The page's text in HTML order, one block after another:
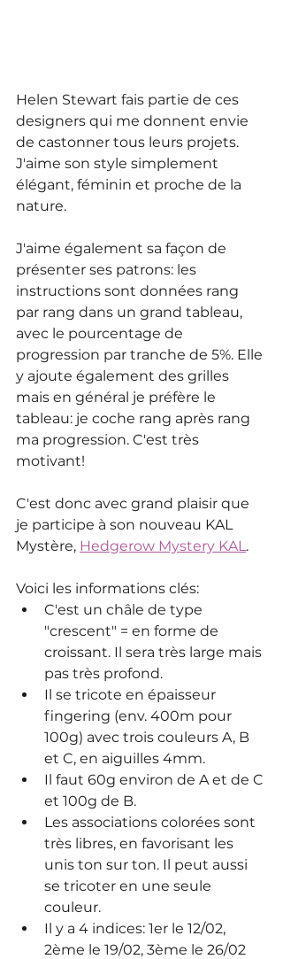
Helen Stewart fais partie de ces
designers qui me donnent envie
de castonner tous leurs projets.
J'aime son style simplement
élégant, féminin et proche de la
nature.
J'aime également sa façon de
présenter ses patrons: les
instructions sont données rang
par rang dans un grand tableau,
avec le pourcentage de
progression par tranche de 5%. Elle
y ajoute également des grilles
mais en général je préfère le
tableau: je coche rang après rang
ma progression. C'est très
motivant!
C'est donc avec grand plaisir que
je participe à son nouveau KAL
Mystère, Hedgerow Mystery KAL.
Voici les informations clés:
C'est un châle de type
"crescent" = en forme de
croissant. Il sera très large mais
pas très profond.
Il se tricote en épaisseur
fingering (env. 400m pour
100g) avec trois couleurs A, B
et C, en aiguilles 4mm.
Il faut 60g environ de A et de C
et 100g de B.
Les associations colorées sont
très libres, en favorisant les
unis ton sur ton. Il peut aussi
se tricoter en une seule
couleur.
Il y a 4 indices: 1er le 12/02,
2ème le 19/02, 3ème le 26/02